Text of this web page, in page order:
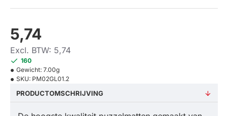
5,74
Excl. BTW: 5,74
160
Gewicht: 7.00g
SKU: PM02GL01.2
PRODUCTOMSCHRIJVING